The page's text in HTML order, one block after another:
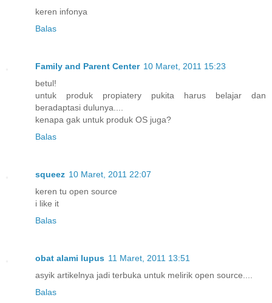
keren infonya
Balas
Family and Parent Center 10 Maret, 2011 15:23
betul!
untuk produk propiatery pukita harus belajar dan
beradaptasi dulunya....
kenapa gak untuk produk OS juga?
Balas
squeez 10 Maret, 2011 22:07
keren tu open source
i like it
Balas
obat alami lupus 11 Maret, 2011 13:51
asyik artikelnya jadi terbuka untuk melirik open source....
Balas